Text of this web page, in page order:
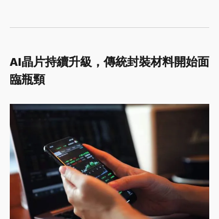
AI晶片持續升級，傳統封裝材料開始面
臨瓶頸